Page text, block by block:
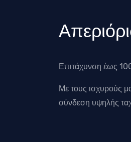
Επιτάχυνση έως
Με τους ισχυρούς
σύνδεση υψηλής